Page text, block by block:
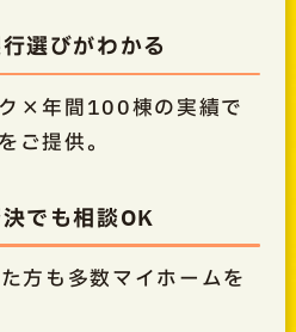
選びがわかる
×年間100棟の実績で
ご提供。
でも相談OK
方も多数マイホームを